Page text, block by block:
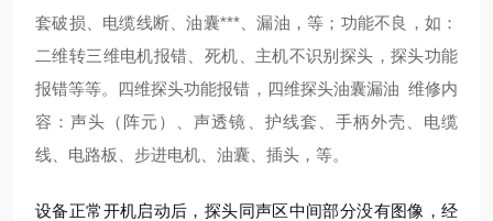
套破损、电缆线断、油囊***、漏油，等；功能不良，如：
二维转三维电机报错、死机、主机不识别探头，探头功能
报错等等。四维探头功能报错，四维探头油囊漏油 维修内
容：声头（阵元）、声透镜、护线套、手柄外壳、电缆
线、电路板、步进电机、油囊、插头，等。
设备正常开机启动后，探头同声区中间部分没有图像，经